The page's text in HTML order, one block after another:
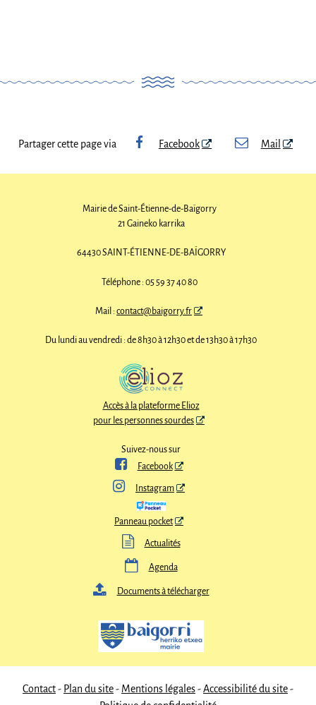
Partager cette page via Facebook Mail
Mairie de Saint-Étienne-de-Baïgorry
21 Gaineko karrika
64430 SAINT-ÉTIENNE-DE-BAÏGORRY
Téléphone : 05 59 37 40 80
Mail :contact@baigorry.fr
Du lundi au vendredi : de 8h30 à 12h30 et de 13h30 à 17h30
Accès à la plateforme Elioz
pour les personnes sourdes
Suivez-nous sur
 Facebook
 Instagram
Panneau pocket
 Actualités
 Agenda
 Documents à télécharger
Contact Plan du site Mentions légales
Accessibilité du site